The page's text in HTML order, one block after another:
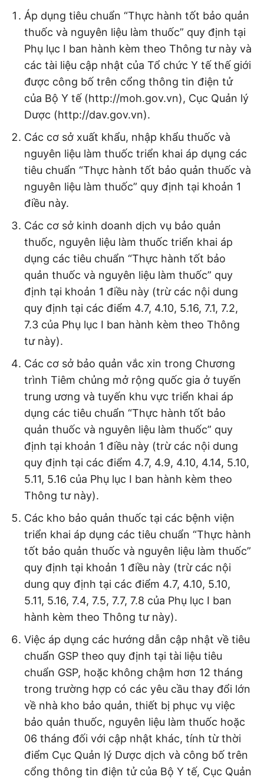
Áp dụng tiêu chuẩn “Thực hành tốt bảo quản
thuốc và nguyên liệu làm thuốc” quy định tại
Phụ lục I ban hành kèm theo Thông tư này và
các tài liệu cập nhật của Tổ chức Y tế thế giới
được công bố trên cổng thông tin điện tử
của Bộ Y tế (http://moh.gov.vn), Cục Quản lý
Dược (http://dav.gov.vn).
Các cơ sở xuất khẩu, nhập khẩu thuốc và
nguyên liệu làm thuốc triển khai áp dụng các
tiêu chuẩn “Thực hành tốt bảo quản thuốc và
nguyên liệu làm thuốc” quy định tại khoản 1
điều này.
Các cơ sở kinh doanh dịch vụ bảo quản
thuốc, nguyên liệu làm thuốc triển khai áp
dụng các tiêu chuẩn “Thực hành tốt bảo
quản thuốc và nguyên liệu làm thuốc” quy
định tại khoản 1 điều này (trừ các nội dung
quy định tại các điểm 4.7, 4.10, 5.16, 7.1, 7.2,
7.3 của Phụ lục I ban hành kèm theo Thông
tư này).
Các cơ sở bảo quản vắc xin trong Chương
trình Tiêm chủng mở rộng quốc gia ở tuyến
trung ương và tuyến khu vực triển khai áp
dụng các tiêu chuẩn “Thực hành tốt bảo
quản thuốc và nguyên liệu làm thuốc” quy
định tại khoản 1 điều này (trừ các nội dung
quy định tại các điểm 4.7, 4.9, 4.10, 4.14, 5.10,
5.11, 5.16 của Phụ lục I ban hành kèm theo
Thông tư này).
Các kho bảo quản thuốc tại các bệnh viện
triển khai áp dụng các tiêu chuẩn “Thực hành
tốt bảo quản thuốc và nguyên liệu làm thuốc”
quy định tại khoản 1 điều này (trừ các nội
dung quy định tại các điểm 4.7, 4.10, 5.10,
5.11, 5.16, 7.4, 7.5, 7.7, 7.8 của Phụ lục I ban
hành kèm theo Thông tư này).
Việc áp dụng các hướng dẫn cập nhật về tiêu
chuẩn GSP theo quy định tại tài liệu tiêu
chuẩn GSP, hoặc không chậm hơn 12 tháng
trong trường hợp có các yêu cầu thay đổi lớn
về nhà kho bảo quản, thiết bị phục vụ việc
bảo quản thuốc, nguyên liệu làm thuốc hoặc
06 tháng đối với cập nhật khác, tính từ thời
điểm Cục Quản lý Dược dịch và công bố trên
cổng thông tin điện tử của Bộ Y tế, Cục Quản